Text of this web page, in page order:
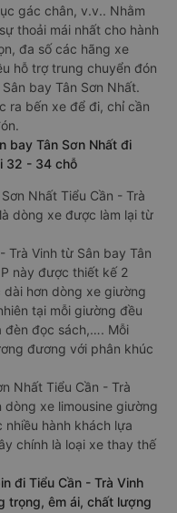
gác chân, v.v.. Nhằm
thoải mái nhất cho hành
đa số các hãng xe
hỗ trợ trung chuyển đón
bay Tân Sơn Nhất.
ra bến xe để đi, chỉ cần
bay Tân Sơn Nhất đi
32 - 34 chỗ
Nhất Tiểu Cần - Trà
dòng xe được làm lại từ
Trà Vinh từ Sân bay Tân
này được thiết kế 2
hơn dòng xe giường
tại mỗi giường đều
đèn đọc sách,…. Mỗi
đương với phân khúc
Nhất Tiểu Cần - Trà
xe limousine giường
hành khách lựa
chính là loại xe thay thế
đi Tiểu Cần - Trà Vinh
trọng, êm ái, chất lượng